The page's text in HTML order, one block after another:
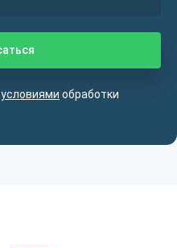
условиями обработки